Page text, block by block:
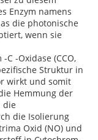
Enzym namens
die photonische
wenn sie
-Oxidase (CCO,
Struktur in
wirkt und somit
Hemmung der
die
die Isolierung
Oxid (NO) und